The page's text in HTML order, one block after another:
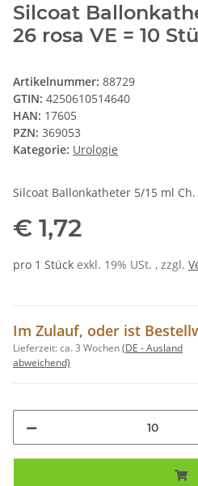
Silcoat
26 rosa VE = 10
Artikelnummer: 88729
GTIN: 4250610514640
HAN: 17605
PZN: 369053
Kategorie: Urologie
Silcoat Ballonkatheter 5/15 ml Ch.
€ 1,72
pro 1 Stück exkl. 19% USt. , zzgl.
Im Zulauf, oder ist
Lieferzeit:ca. 3 Wochen(DE - Ausland
abweichend)